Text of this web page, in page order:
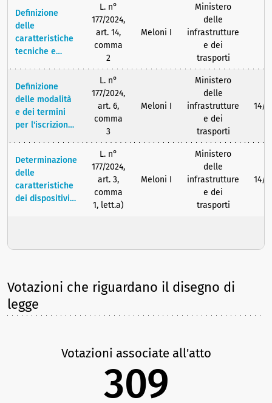
con istruttore
abilitato e
autorizzato e
disciplina e
modalità di
svolgimento.
altri dispositivi
Definizione
delle
caratteristiche
tecniche e
micromobilità
elettrica,
diverso dai
monopattini,
non conformi.
L. n°
177/2024,
art. 14,
comma
2
Meloni I
Ministero
delle
infrastrutture
e dei
trasporti
Definizione
delle modalità
e dei termini
per l'iscrizione
telematiche
nonché i
programmi dei
corsi di
deve
frequentato in
sede di
richiesta della
dell'iscrizione.
L. n°
177/2024,
art. 6,
comma
3
Meloni I
Ministero
delle
infrastrutture
e dei
trasporti
14/
Determinazione
delle
caratteristiche
dei dispositivi
le officine
dello stesso.
L. n°
177/2024,
art. 3,
comma
1, lett.a)
Meloni I
Ministero
delle
infrastrutture
e dei
trasporti
14/
Votazioni che riguardano il disegno di
legge
Votazioni associate all'atto
309